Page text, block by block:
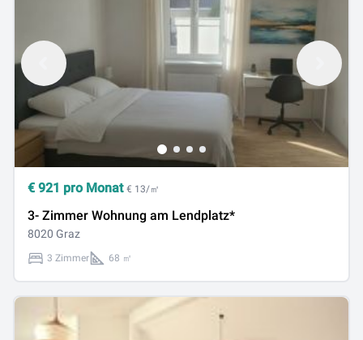
€ 921 pro Monat € 13/㎡
3- Zimmer Wohnung am Lendplatz*
8020 Graz
3 Zimmer 68 ㎡